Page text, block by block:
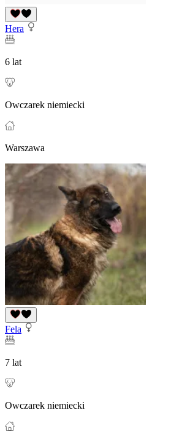
Hera
6 lat
Owczarek niemiecki
Warszawa
Fela
7 lat
Owczarek niemiecki